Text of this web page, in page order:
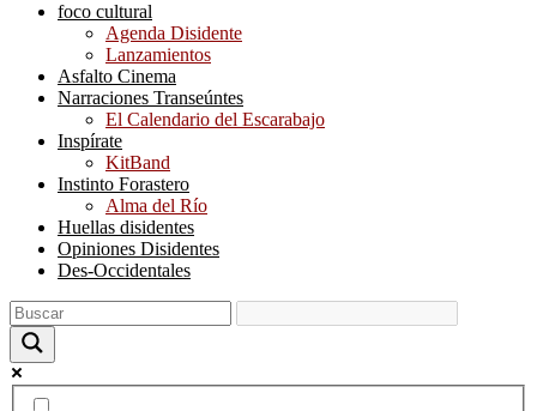
foco cultural
Agenda Disidente
Lanzamientos
Asfalto Cinema
Narraciones Transeúntes
El Calendario del Escarabajo
Inspírate
KitBand
Instinto Forastero
Alma del Río
Huellas disidentes
Opiniones Disidentes
Des-Occidentales